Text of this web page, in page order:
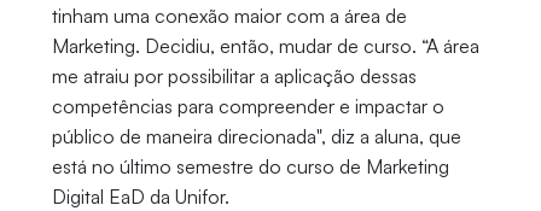
tinham uma conexão maior com a área de
Marketing. Decidiu, então, mudar de curso. “A área
me atraiu por possibilitar a aplicação dessas
competências para compreender e impactar o
público de maneira direcionada", diz a aluna, que
está no último semestre do curso de Marketing
Digital EaD da Unifor.